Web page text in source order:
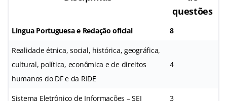
questões
Língua Portuguesa e Redação oficial 8
Realidade étnica, social, histórica, geográfica,
cultural, política, econômica e de direitos
humanos do DF e da RIDE
4
Sistema Eletrônico de Informações – SEI 3